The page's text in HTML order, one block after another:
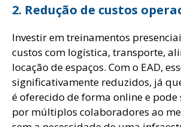
2. Redução de custos
Investir em treinamentos
custos com logística, transporte,
locação de espaços. Com o EAD,
significativamente reduzidos, já
é oferecido de forma online e pode
por múltiplos colaboradores ao